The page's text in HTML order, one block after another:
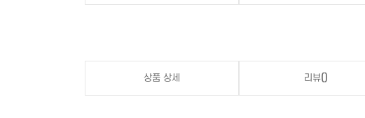
상품 상세 리뷰()